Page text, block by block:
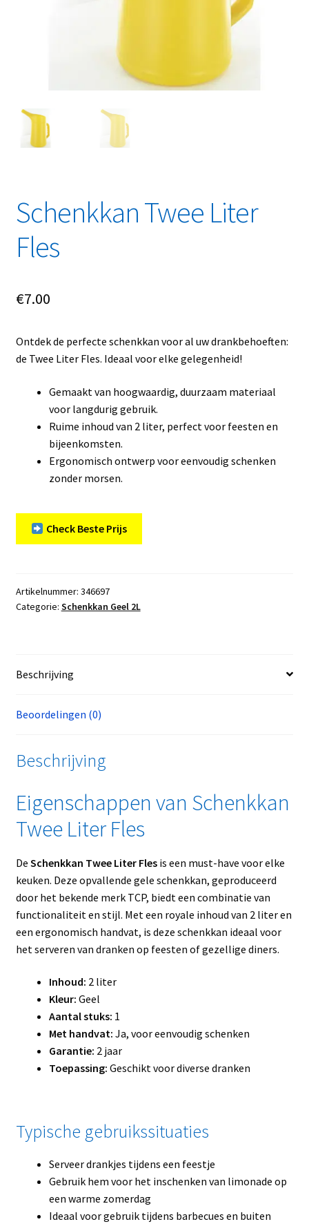
Overzicht
Videos
Schenkkan Twee Liter
Fles
€7.00
Ontdek de perfecte schenkkan voor al uw drankbehoeften:
de Twee Liter Fles. Ideaal voor elke gelegenheid!
Gemaakt van hoogwaardig, duurzaam materiaal
voor langdurig gebruik.
Ruime inhoud van 2 liter, perfect voor feesten en
bijeenkomsten.
Ergonomisch ontwerp voor eenvoudig schenken
zonder morsen.
Check Beste Prijs
Artikelnummer: 346697
Categorie: Schenkkan Geel 2L
Beschrijving
Beoordelingen (0)
Beschrijving
Eigenschappen van Schenkkan
Twee Liter Fles
De Schenkkan Twee Liter Flesis een must-have voor elke
keuken. Deze opvallende gele schenkkan, geproduceerd
door het bekende merk TCP, biedt een combinatie van
functionaliteit en stijl. Met een royale inhoud van 2 liter en
een ergonomisch handvat, is deze schenkkan ideaal voor
het serveren van dranken op feesten of gezellige diners.
Inhoud: 2 liter
Kleur: Geel
Aantal stuks: 1
Met handvat: Ja, voor eenvoudig schenken
Garantie: 2 jaar
Toepassing: Geschikt voor diverse dranken
Typische gebruikssituaties
Serveer drankjes tijdens een feestje
Gebruik hem voor het inschenken van limonade op
een warme zomerdag
Ideaal voor gebruik tijdens barbecues en buiten